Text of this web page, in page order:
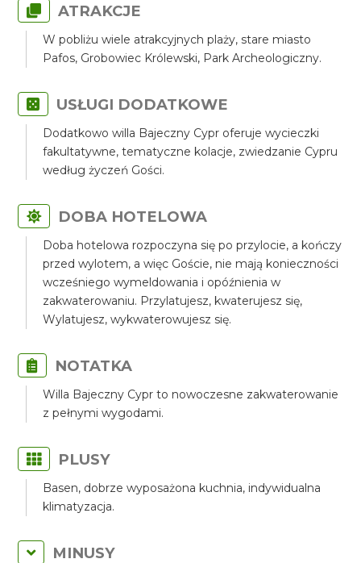
ATRAKCJE
W pobliżu wiele atrakcyjnych plaży, stare miasto
Pafos, Grobowiec Królewski, Park Archeologiczny.
USŁUGI DODATKOWE
Dodatkowo willa Bajeczny Cypr oferuje wycieczki
fakultatywne, tematyczne kolacje, zwiedzanie Cypru
według życzeń Gości.
DOBA HOTELOWA
Doba hotelowa rozpoczyna się po przylocie, a kończy
przed wylotem, a więc Goście, nie mają konieczności
wcześniego wymeldowania i opóźnienia w
zakwaterowaniu. Przylatujesz, kwaterujesz się,
Wylatujesz, wykwaterowujesz się.
NOTATKA
Willa Bajeczny Cypr to nowoczesne zakwaterowanie
z pełnymi wygodami.
PLUSY
Basen, dobrze wyposażona kuchnia, indywidualna
klimatyzacja.
MINUSY